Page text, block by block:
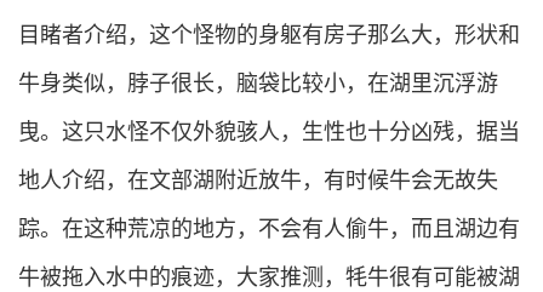
目睹者介绍，这个怪物的身躯有房子那么大，形状和
牛身类似，脖子很长，脑袋比较小，在湖里沉浮游
曳。这只水怪不仅外貌骇人，生性也十分凶残，据当
地人介绍，在文部湖附近放牛，有时候牛会无故失
踪。在这种荒凉的地方，不会有人偷牛，而且湖边有
牛被拖入水中的痕迹，大家推测，牦牛很有可能被湖